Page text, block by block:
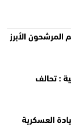
الأبرز
: تحالف
العسكرية